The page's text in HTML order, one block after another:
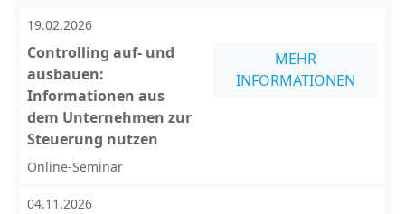
19.02.2026
Controlling auf- und
ausbauen:
Informationen aus
dem Unternehmen zur
Steuerung nutzen
MEHR
INFORMATIONEN
Online-Seminar
04.11.2026